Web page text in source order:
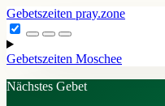
Gebetszeiten pray.zone
Gebetszeiten Moschee
Nächstes Gebet